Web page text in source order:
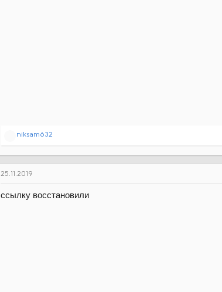
Р
ц
:
niksam632
25.11.2019
ссылку восстановили